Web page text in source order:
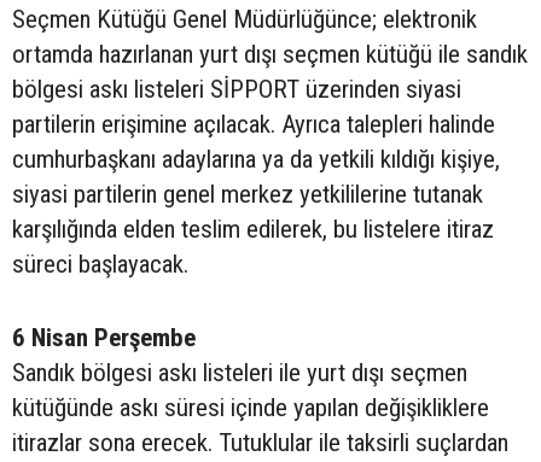
Seçmen Kütüğü Genel Müdürlüğünce; elektronik
ortamda hazırlanan yurt dışı seçmen kütüğü ile sandık
bölgesi askı listeleri SİPPORT üzerinden siyasi
partilerin erişimine açılacak. Ayrıca talepleri halinde
cumhurbaşkanı adaylarına ya da yetkili kıldığı kişiye,
siyasi partilerin genel merkez yetkililerine tutanak
karşılığında elden teslim edilerek, bu listelere itiraz
süreci başlayacak.
6 Nisan Perşembe
Sandık bölgesi askı listeleri ile yurt dışı seçmen
kütüğünde askı süresi içinde yapılan değişikliklere
itirazlar sona erecek. Tutuklular ile taksirli suçlardan